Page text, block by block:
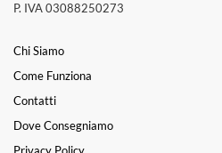
P. IVA 03088250273
Chi Siamo
Come Funziona
Contatti
Dove Consegniamo